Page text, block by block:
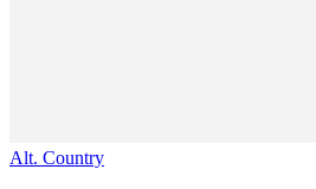
Alt. Country